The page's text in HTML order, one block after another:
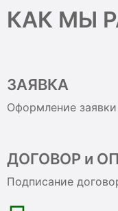
КАК МЫ
ЗАЯВКА
Оформление
ДОГОВОР и
Подписание